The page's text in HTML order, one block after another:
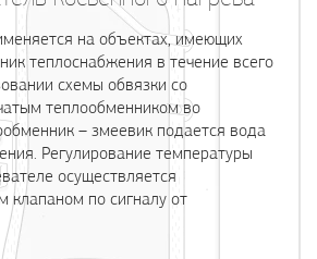
на объектах, имеющих
теплоснабжения в течение всего
схемы обвязки со
теплообменником во
– змеевик подается вода
Регулирование температуры
осуществляется
клапаном по сигналу от